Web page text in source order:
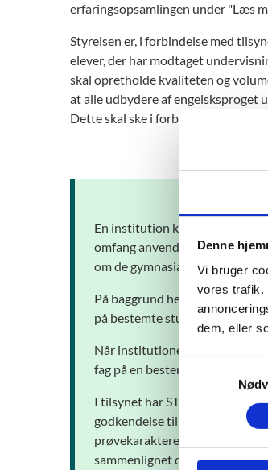
Denne
Vi bruger
vores trafik.
dem, eller
S
y
k
erfaringsopsamlingen under "Læs
Styrelsen er, i forbindelse med
elever, der har modtaget
skal opretholde kvaliteten og
at alle udbydere af engelsksproget
Dette skal ske i forbindelse med
En institution kan i særlige
omfang anvender engelsk,
om de gymnasiale uddannelser.
På baggrund heraf er 31
på bestemte studieretninger,
Når institutioner godkendes til
fag på en bestemt studieretning.
I tilsynet har STUK undersøgt
godkendelse til at udbyde
prøvekarakterer i udvalgte fag
sammenlignet disse